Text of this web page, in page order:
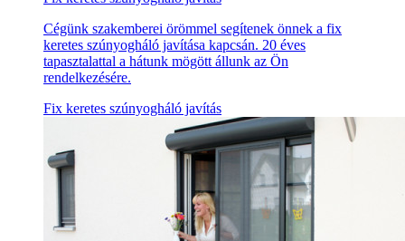
Cégünk szakemberei örömmel segítenek önnek a fix
keretes szúnyogháló javítása kapcsán. 20 éves
tapasztalattal a hátunk mögött állunk az Ön
rendelkezésére.
Fix keretes szúnyogháló javítás